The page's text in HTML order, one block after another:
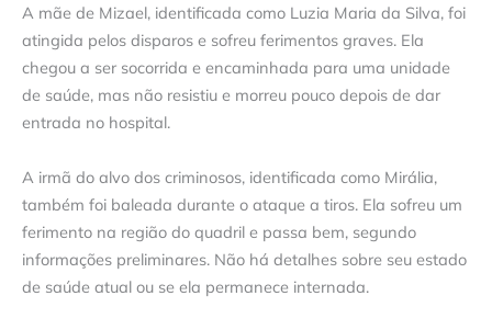
A mãe de Mizael, identificada como Luzia Maria da Silva, foi
atingida pelos disparos e sofreu ferimentos graves. Ela
chegou a ser socorrida e encaminhada para uma unidade
de saúde, mas não resistiu e morreu pouco depois de dar
entrada no hospital.
A irmã do alvo dos criminosos, identificada como Mirália,
também foi baleada durante o ataque a tiros. Ela sofreu um
ferimento na região do quadril e passa bem, segundo
informações preliminares. Não há detalhes sobre seu estado
de saúde atual ou se ela permanece internada.